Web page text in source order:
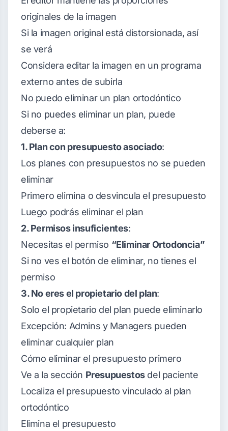
originales de la imagen
Si la imagen original está distorsionada, así
se verá
Considera editar la imagen en un programa
externo antes de subirla
No puedo eliminar un plan ortodóntico
Si no puedes eliminar un plan, puede
deberse a:
1. Plan con presupuesto asociado:
Los planes con presupuestos no se pueden
eliminar
Primero elimina o desvincula el presupuesto
Luego podrás eliminar el plan
2. Permisos insuficientes:
Necesitas el permiso “Eliminar Ortodoncia”
Si no ves el botón de eliminar, no tienes el
permiso
3. No eres el propietario del plan:
Solo el propietario del plan puede eliminarlo
Excepción: Admins y Managers pueden
eliminar cualquier plan
Cómo eliminar el presupuesto primero
Ve a la sección Presupuestosdel paciente
Localiza el presupuesto vinculado al plan
ortodóntico
Elimina el presupuesto